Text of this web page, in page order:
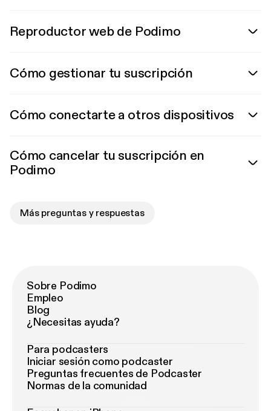
Reproductor web de Podimo
Cómo gestionar tu suscripción
Cómo conectarte a otros dispositivos
Cómo cancelar tu suscripción en
Podimo
Más preguntas y respuestas
Sobre Podimo
Empleo
Blog
¿Necesitas ayuda?
Para podcasters
Iniciar sesión como podcaster
Preguntas frecuentes de Podcaster
Normas de la comunidad